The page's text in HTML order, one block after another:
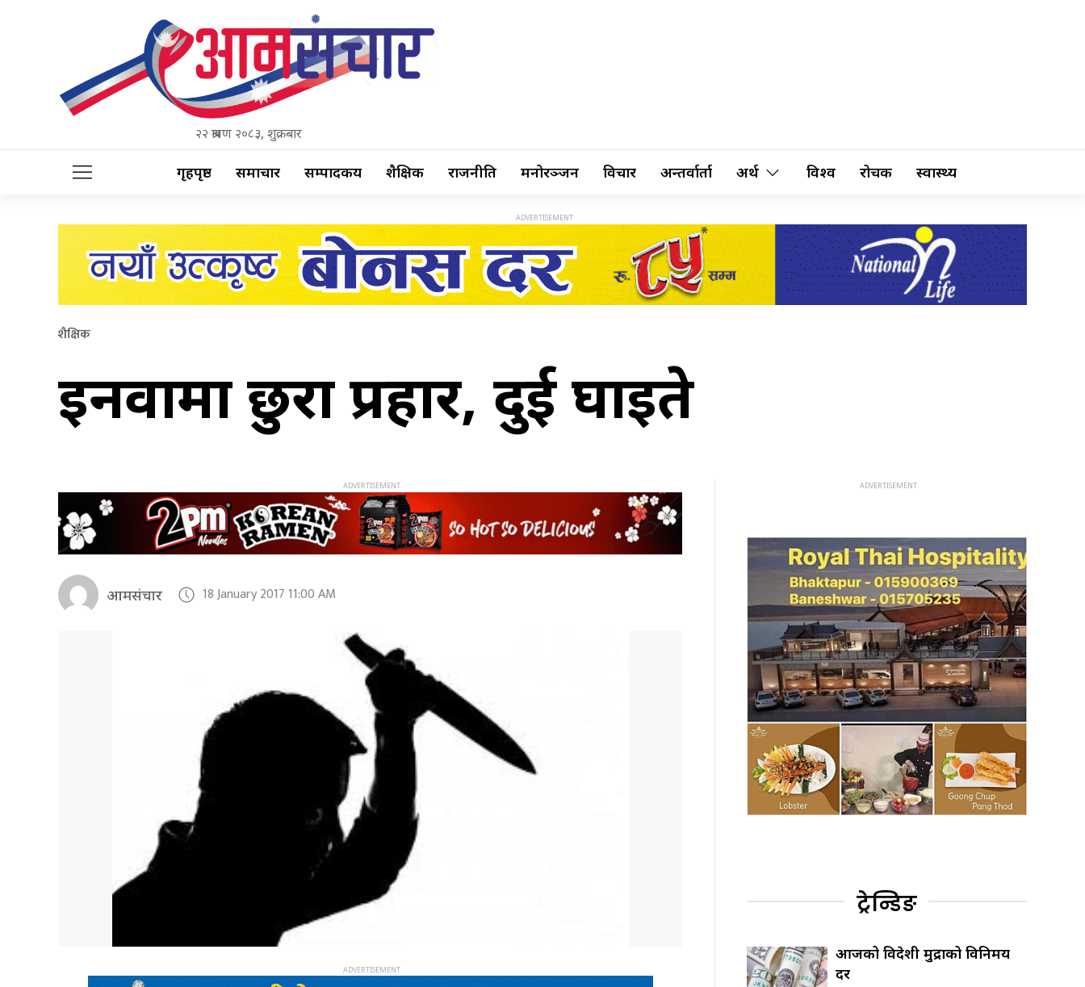
२२ श्रावण २०८३, शुक्रबार
गृहपृष्ठ समाचार सम्पादकीय शैक्षिक राजनीति मनोरञ्जन विचार अन्तर्वार्ता अर्थ विश्व रोचक स्वास्थ्य
शैक्षिक
इनरुवामा छुरा प्रहार, दुई घाइते
आमसंचार 18 January 2017 11:00 AM
ट्रेन्डिङ
आजको विदेशी मुद्राको विनिमय
दर